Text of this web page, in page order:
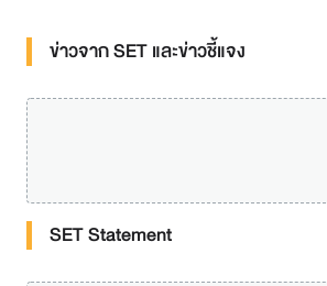
ข่าวจาก SET และข่าวชี้แจง
SET Statement